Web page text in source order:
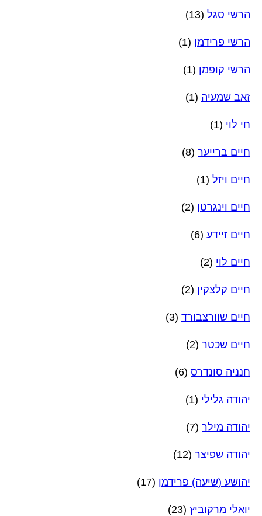
הרשי סגל (13)
הרשי פרידמן (1)
הרשי קופמן (1)
זאב שמעיה (1)
חי לוי (1)
חיים ברייער (8)
חיים ויזל (1)
חיים וינגרטן (2)
חיים זיידע (6)
חיים לוי (2)
חיים קלצקין (2)
חיים שוורצבורד (3)
חיים שכטר (2)
חנניה סונדרס (6)
יהודה גלילי (1)
יהודה מילר (7)
יהודה שפיצר (12)
יהושע (שיעה) פרידמן (17)
יואלי מרקוביץ (23)